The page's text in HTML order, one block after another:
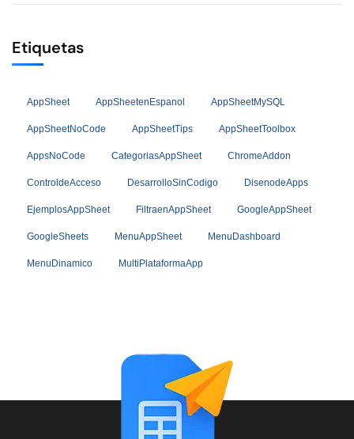
Etiquetas
AppSheet AppSheetenEspanol AppSheetMySQL
AppSheetNoCode AppSheetTips AppSheetToolbox
AppsNoCode CategoriasAppSheet ChromeAddon
ControldeAcceso DesarrolloSinCodigo DisenodeApps
EjemplosAppSheet FiltraenAppSheet GoogleAppSheet
GoogleSheets MenuAppSheet MenuDashboard
MenuDinamico MultiPlataformaApp